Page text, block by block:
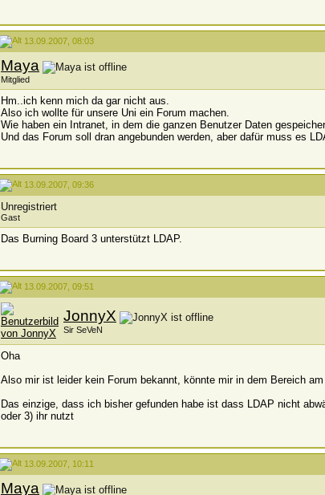
13.09.2007, 08:03
Maya
Mitglied
Hm..ich kenn mich da gar nicht aus.
Also ich wollte für unsere Uni ein Forum machen.
Wie haben ein Intranet, in dem die ganzen Benutzer Daten
Und das Forum soll dran angebunden werden, aber dafür muss es
13.09.2007, 09:36
Unregistriert
Gast
Das Burning Board 3 unterstützt LDAP.
13.09.2007, 09:51
JonnyX
Sir SeVeN
Oha
Also mir ist leider kein Forum bekannt, könnte mir in dem Bereich
Das einzige, dass ich bisher gefunden habe ist dass LDAP nicht
oder 3) ihr nutzt
13.09.2007, 10:11
Maya